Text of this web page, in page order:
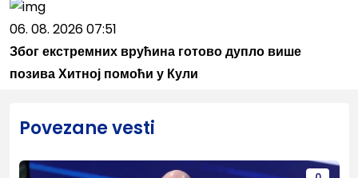
06. 08. 2026 07:51
Због екстремних врућина готово дупло више
позива Хитној помоћи у Кули
Povezane vesti